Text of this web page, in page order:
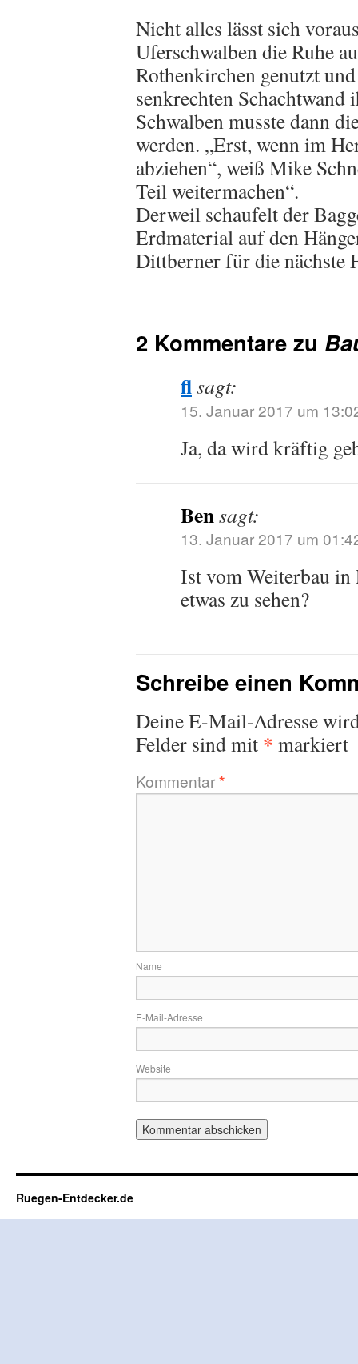
Nicht alles lässt sich
Uferschwalben die Ruhe
Rothenkirchen genutzt
senkrechten
Schwalben musste dann
werden. „Erst, wenn im
abziehen“, weiß Mike
Teil weitermachen“.
Derweil schaufelt der
Erdmaterial auf den
Dittberner für die nächste
2 Kommentare zu
flsagt:
15. Januar 2017 um
Ja, da wird kräftig
Bensagt:
13. Januar 2017 um
Ist vom Weiterbau
etwas zu sehen?
Schreibe einen
Deine E-Mail-Adresse
Felder sind mit * markiert
Kommentar*
Name
E-Mail-Adresse
Website
Ruegen-Entdecker.de